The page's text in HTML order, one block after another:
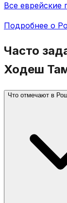
Все еврейские
Подробнее о
Часто
Ходеш
Что отмечают в